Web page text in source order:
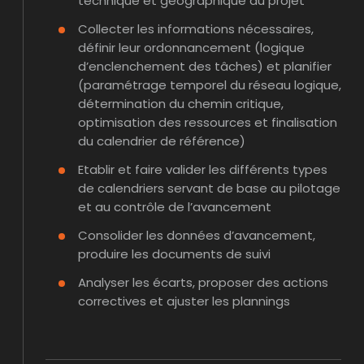
Collecter les informations nécessaires,
définir leur ordonnancement (logique
d’enclenchement des tâches) et planifier
(paramétrage temporel du réseau logique,
détermination du chemin critique,
optimisation des ressources et finalisation
du calendrier de référence)
Etablir et faire valider les différents types
de calendriers servant de base au pilotage
et au contrôle de l’avancement
Consolider les données d’avancement,
produire les documents de suivi
Analyser les écarts, proposer des actions
correctives et ajuster les plannings